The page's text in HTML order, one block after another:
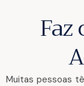
Faz
Muitas pessoas